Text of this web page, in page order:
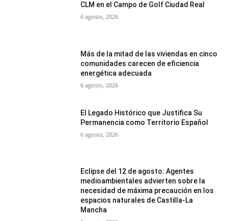
CLM en el Campo de Golf Ciudad Real
6 agosto, 2026
Más de la mitad de las viviendas en cinco
comunidades carecen de eficiencia
energética adecuada
6 agosto, 2026
El Legado Histórico que Justifica Su
Permanencia como Territorio Español
6 agosto, 2026
Eclipse del 12 de agosto: Agentes
medioambientales advierten sobre la
necesidad de máxima precaución en los
espacios naturales de Castilla-La
Mancha